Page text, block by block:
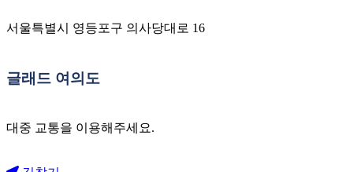
서울특별시 영등포구 의사당대로 16
글래드 여의도
대중 교통을 이용해주세요.